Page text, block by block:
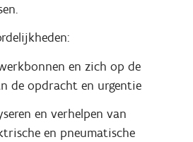
en zich op de
de opdracht en urgentie
en verhelpen van
en pneumatische